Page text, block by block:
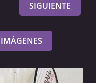
SIGUIENTE